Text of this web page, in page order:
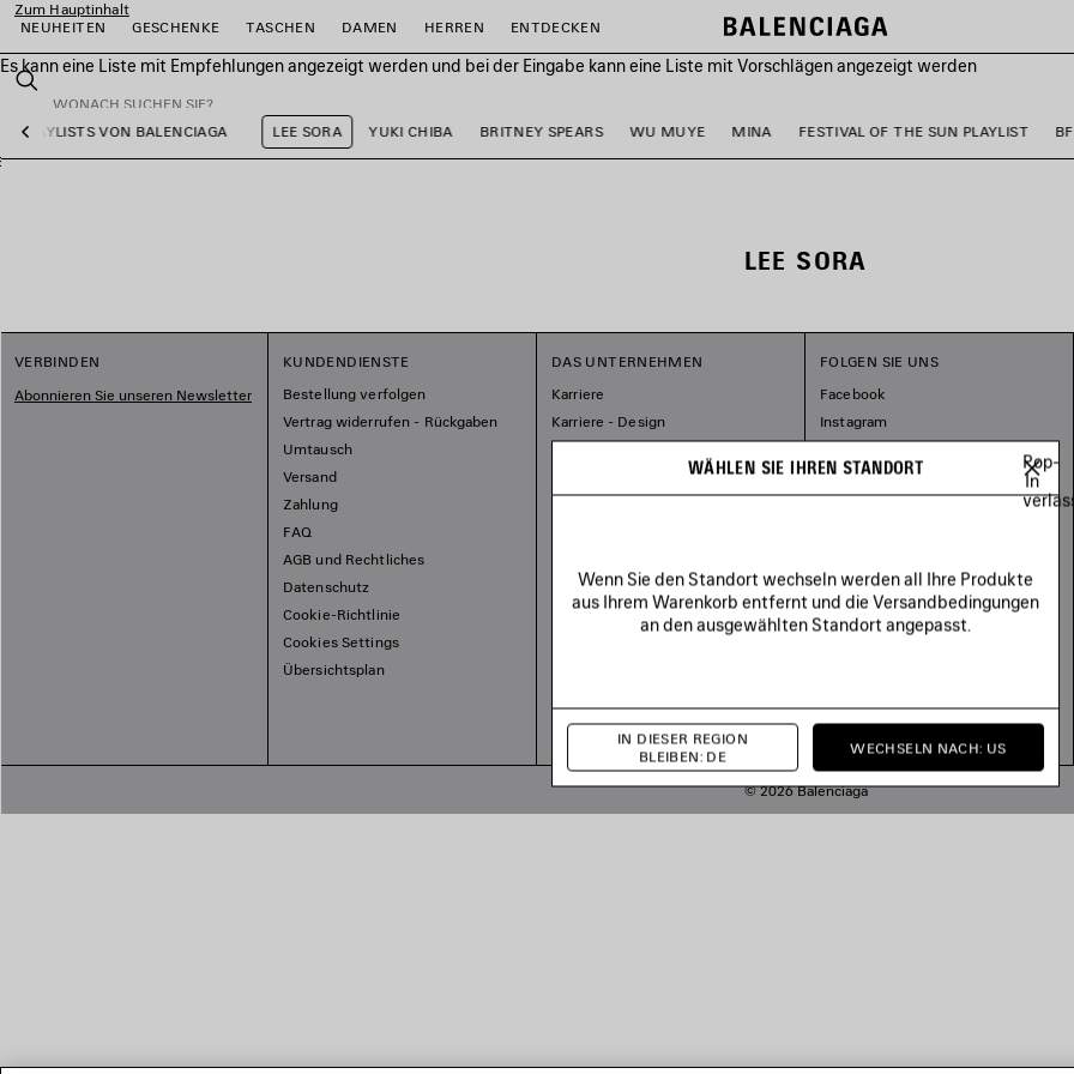
Zum Hauptinhalt
NEUHEITEN
GESCHENKE TASCHEN DAMEN HERREN ENTDECKEN
Es kann eine Liste mit Empfehlungen angezeigt werden und bei der Eingabe kann eine Liste mit Vorschlägen angezeigt werden
Suchen
close the banner
Vorherige
PLAYLISTS VON BALENCIAGA LEE SORA YUKI CHIBA BRITNEY SPEARS WU MUYE MINA FESTIVAL OF THE SUN PLAYLIST
LEE SORA
VERBINDEN
Abonnieren Sie unseren Newsletter
KUNDENDIENSTE
Bestellung verfolgen
Vertrag widerrufen - Rückgaben
Umtausch
Versand
Zahlung
FAQ
AGB und Rechtliches
Datenschutz
Cookie-Richtlinie
Cookies Settings
Übersichtsplan
DAS UNTERNEHMEN
Karriere
Karriere - Design
FOLGEN SIE UNS
Facebook
Instagram
Pinterest
© 2026 Balenciaga
WÄHLEN SIE IHREN STANDORT
Pop-
In
Wenn Sie den Standort wechseln werden all Ihre Produkte
aus Ihrem Warenkorb entfernt und die Versandbedingungen
an den ausgewählten Standort angepasst.
IN DIESER REGION
BLEIBEN: DE
WECHSELN NACH: US